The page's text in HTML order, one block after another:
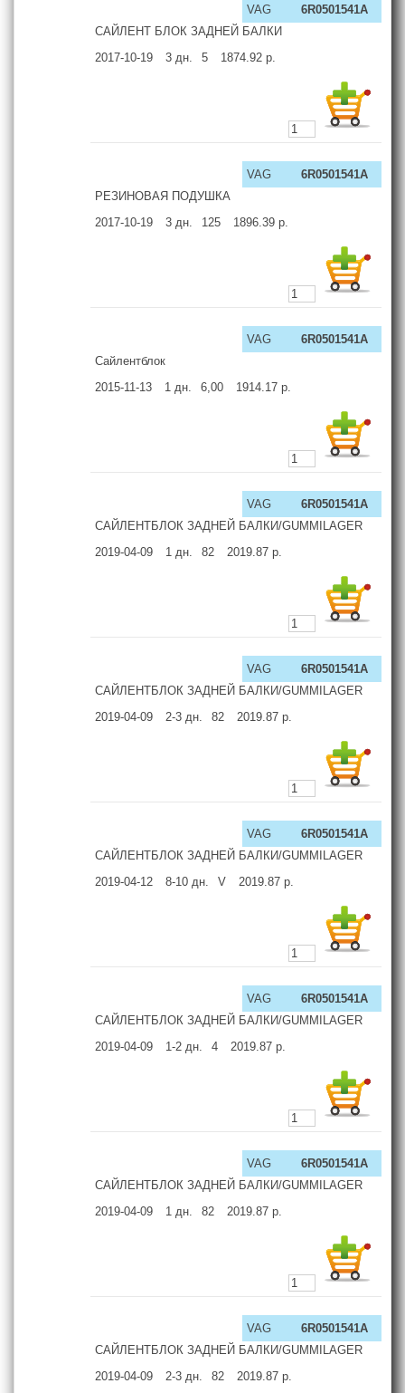
VAG
6R0501541A
САЙЛЕНТ БЛОК ЗАДНЕЙ БАЛКИ
2017-10-19
3 дн. 5 1874.92 р.
VAG
6R0501541A
РЕЗИНОВАЯ ПОДУШКА
2017-10-19
3 дн. 125 1896.39 р.
VAG
6R0501541A
Сайлентблок
2015-11-13
1 дн. 6,00 1914.17 р.
VAG
6R0501541A
САЙЛЕНТБЛОК ЗАДНЕЙ БАЛКИ/GUMMILAGER
2019-04-09
1 дн. 82 2019.87 р.
VAG
6R0501541A
САЙЛЕНТБЛОК ЗАДНЕЙ БАЛКИ/GUMMILAGER
2019-04-09
2-3 дн. 82 2019.87 р.
VAG
6R0501541A
САЙЛЕНТБЛОК ЗАДНЕЙ БАЛКИ/GUMMILAGER
2019-04-12
8-10 дн. V 2019.87 р.
VAG
6R0501541A
САЙЛЕНТБЛОК ЗАДНЕЙ БАЛКИ/GUMMILAGER
2019-04-09
1-2 дн. 4 2019.87 р.
VAG
6R0501541A
САЙЛЕНТБЛОК ЗАДНЕЙ БАЛКИ/GUMMILAGER
2019-04-09
1 дн. 82 2019.87 р.
VAG
6R0501541A
САЙЛЕНТБЛОК ЗАДНЕЙ БАЛКИ/GUMMILAGER
2019-04-09
2-3 дн. 82 2019.87 р.